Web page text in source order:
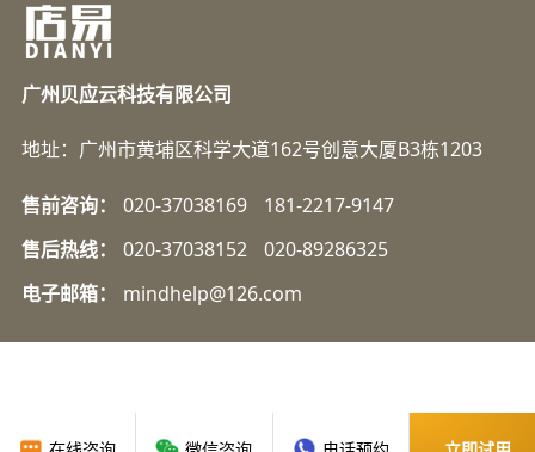
广州贝应云科技有限公司
地址：广州市黄埔区科学大道162号创意大厦B3栋1203
售前咨询： 020-37038169
181-2217-9147
售后热线：
020-37038152
020-89286325
电子邮箱：
mindhelp@126.com